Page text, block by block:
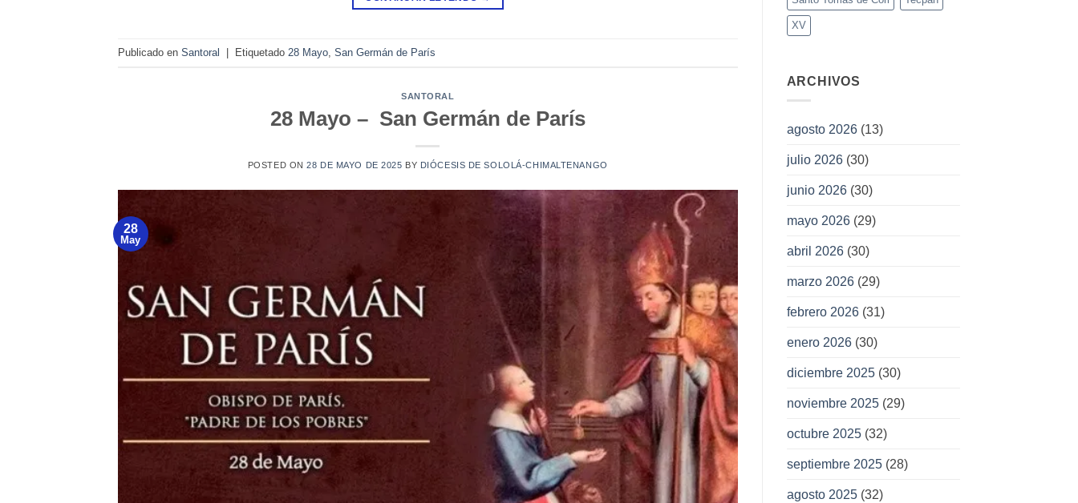
Publicado en Santoral | Etiquetado 28 Mayo San Germán de París
SANTORAL
28 Mayo – San Germán de París
POSTED ON28 DE MAYO DE 2025 BY DIÓCESIS DE SOLOLÁ-CHIMALTENANGO
28
May
XV
ARCHIVOS
agosto 2026(13)
julio 2026(30)
junio 2026(30)
mayo 2026(29)
abril 2026(30)
marzo 2026(29)
febrero 2026(31)
enero 2026(30)
diciembre 2025(30)
noviembre 2025(29)
octubre 2025(32)
septiembre 2025(28)
agosto 2025(32)